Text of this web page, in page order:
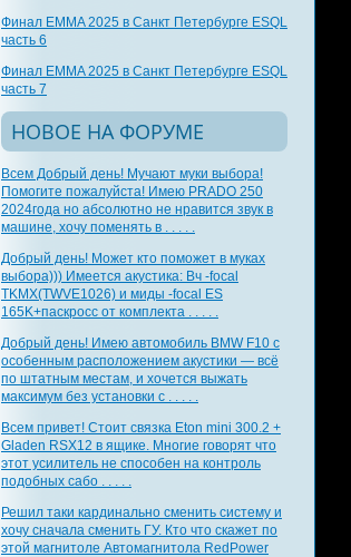
Финал EMMA 2025 в Санкт Петербурге ESQL
часть 6
Финал EMMA 2025 в Санкт Петербурге ESQL
часть 7
НОВОЕ НА ФОРУМЕ
Всем Добрый день! Мучают муки выбора!
Помогите пожалуйста! Имею PRADO 250
2024года но абсолютно не нравится звук в
машине, хочу поменять в . . . . .
Добрый день! Может кто поможет в муках
выбора))) Имеется акустика: Вч -focal
TKMX(TWVE1026) и миды -focal ES
165K+паскросс от комплекта . . . . .
Добрый день! Имею автомобиль BMW F10 с
особенным расположением акустики — всё
по штатным местам, и хочется выжать
максимум без установки с . . . . .
Всем привет! Стоит связка Eton mini 300.2 +
Gladen RSX12 в ящике. Многие говорят что
этот усилитель не способен на контроль
подобных сабо . . . . .
Решил таки кардинально сменить систему и
хочу сначала сменить ГУ. Кто что скажет по
этой магнитоле Автомагнитола RedPower